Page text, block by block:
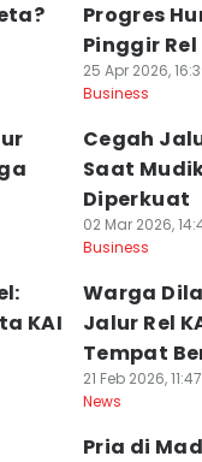
Progres
Pinggir Rel
25 Apr 2026,
Business
Cegah
Saat
Diperkuat
02 Mar 2026,
Business
KAI
Warga
Jalur Rel
Tempat
21 Feb 2026,
News
Pria di